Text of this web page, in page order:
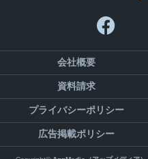
会社概要
資料請求
プライバシーポリシー
広告掲載ポリシー